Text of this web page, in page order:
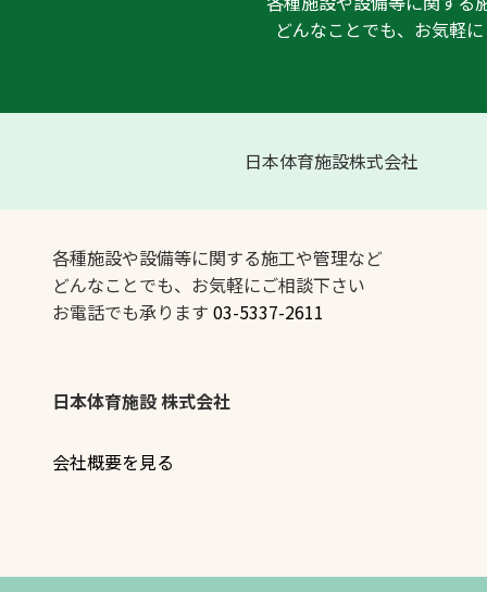
どんなことでも、お気軽
日本体育施設株式会社
各種施設や設備等に関する施工や管理など
どんなことでも、お気軽にご相談下さい
お電話でも承ります 03-5337-2611
日本体育施設 株式会社
会社概要を見る